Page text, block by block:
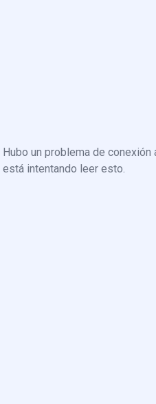
Hubo un problema de
está intentando leer esto.